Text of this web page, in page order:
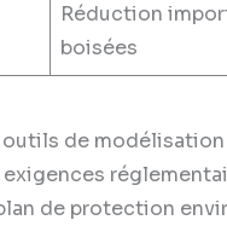
Réduction
boisées
outils de
de protection